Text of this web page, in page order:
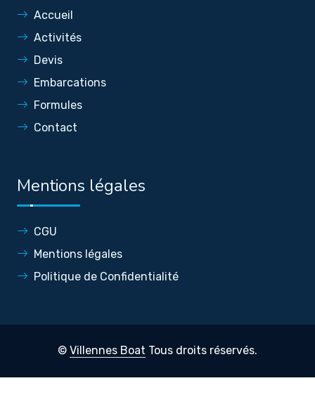
Accueil
Activités
Devis
Embarcations
Formules
Contact
Mentions légales
CGU
Mentions légales
Politique de Confidentialité
© Villennes Boat Tous droits réservés.